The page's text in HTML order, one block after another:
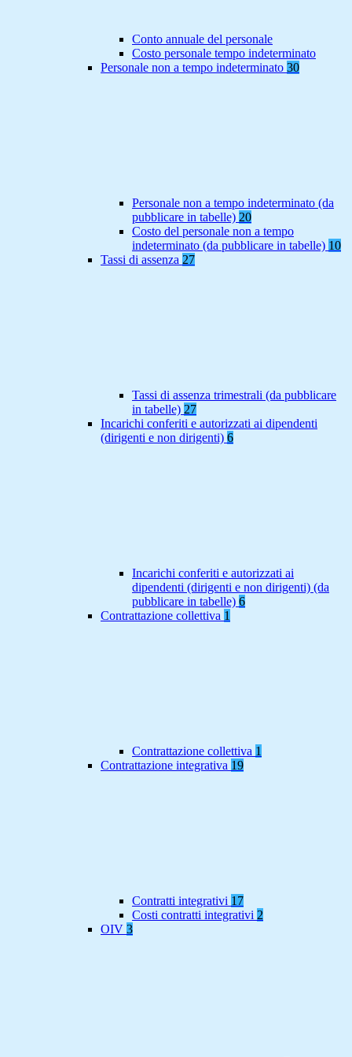
Conto annuale del personale
Costo personale tempo indeterminato
Personale non a tempo indeterminato 30
Personale non a tempo indeterminato (da
pubblicare in tabelle) 20
Costo del personale non a tempo
indeterminato (da pubblicare in tabelle) 10
Tassi di assenza 27
Tassi di assenza trimestrali (da pubblicare
in tabelle) 27
Incarichi conferiti e autorizzati ai dipendenti
(dirigenti e non dirigenti) 6
Incarichi conferiti e autorizzati ai
dipendenti (dirigenti e non dirigenti) (da
pubblicare in tabelle) 6
Contrattazione collettiva 1
Contrattazione collettiva 1
Contrattazione integrativa 19
Contratti integrativi 17
Costi contratti integrativi 2
OIV 3